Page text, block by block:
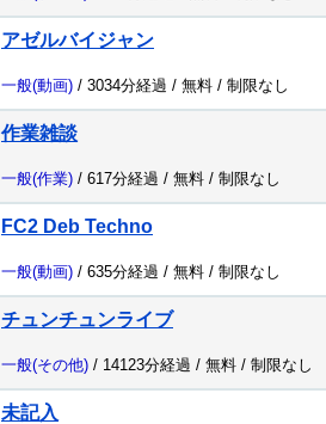
アゼルバイジャン
一般(動画) / 3034分経過 / 無料 / 制限なし
作業雑談
一般(作業) / 617分経過 / 無料 / 制限なし
FC2 Deb Techno
一般(動画) / 635分経過 / 無料 / 制限なし
チュンチュンライブ
一般(その他) / 14123分経過 / 無料 / 制限なし
未記入